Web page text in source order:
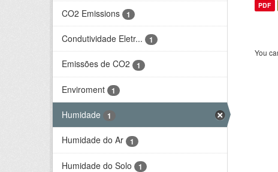
CO2 Emissions 1
Condutividade Eletr... 1
Emissões de CO2 1
Enviroment 1
Humidade 1
Humidade do Ar 1
Humidade do Solo 1
PDF
You